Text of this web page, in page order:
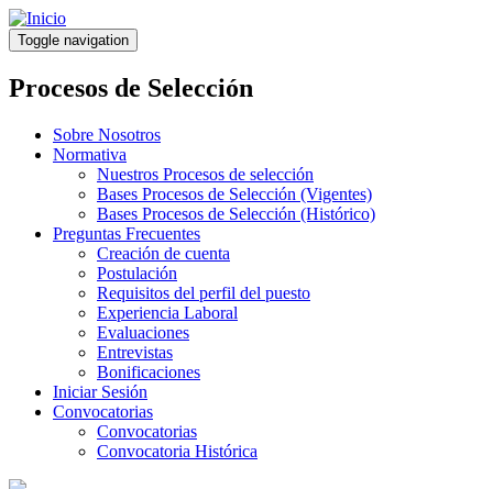
Pasar
al
contenido
principal
Toggle navigation
Procesos de Selección
Sobre Nosotros
Normativa
Nuestros Procesos de selección
Bases Procesos de Selección (Vigentes)
Bases Procesos de Selección (Histórico)
Preguntas Frecuentes
Creación de cuenta
Postulación
Requisitos del perfil del puesto
Experiencia Laboral
Evaluaciones
Entrevistas
Bonificaciones
Iniciar Sesión
Convocatorias
Convocatorias
Convocatoria Histórica